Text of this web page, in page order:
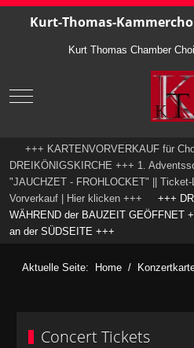
Kurt-Thomas-
Kurt Thomas Chamber
Mobile Menu Toggle
+++ KARTENVORVERKAUF für
DREIKÖNIGSKIRCHE +++ 1.
"JAUCHZET - FROHLOCKET" ||
Vorverkauf | Hier klicken +++ +++
WÄHREND der BAUZEIT GEÖFFNET
an der SÜDSEITE +++
Aktuelle Seite: Home
Concert Tickets